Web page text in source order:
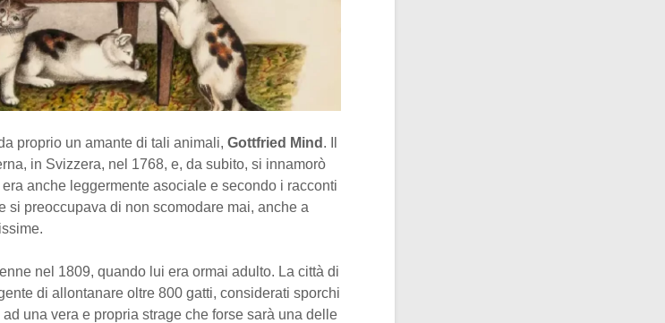
proprio un amante di tali animali, Gottfried Mind . Il
in Svizzera, nel 1768, e, da subito, si innamorò
anche leggermente asociale e secondo i racconti
si preoccupava di non scomodare mai, anche a
nel 1809, quando lui era ormai adulto. La città di
di allontanare oltre 800 gatti, considerati sporchi
una vera e propria strage che forse sarà una delle